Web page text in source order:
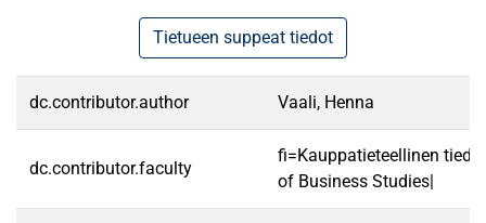
Tietueen suppeat tiedot
dc.contributor.author Vaali, Henna
dc.contributor.faculty
fi=Kauppatieteellinen
of Business Studies|